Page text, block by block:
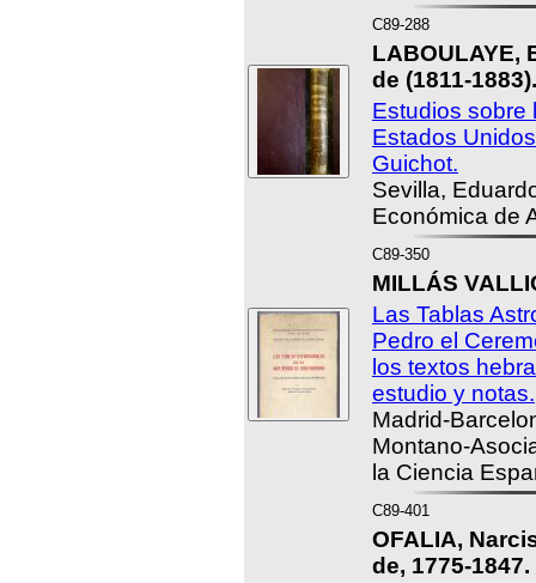
C89-288
LABOULAYE,
de (1811-1883).
Estudios sobre
Estados
Guichot.
Sevilla,
Económica de
C89-350
MILLÁS
Las Tablas
Pedro el
los textos
estudio y notas.
Madrid-
Montano-
la Ciencia
C89-401
OFALIA,
de, 1775-1847.